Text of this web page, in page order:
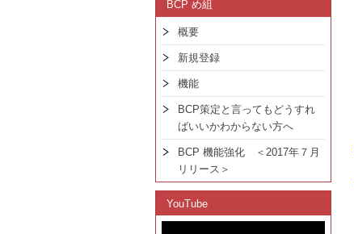
BCP め組
概要
新規登録
機能
BCP策定と言ってもどうすれ
ばいいかわからない方へ
BCP 機能強化 ＜2017年７月
リリース＞
YouTube